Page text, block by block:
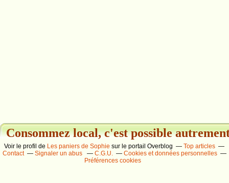
Consommez local, c'est possible
Voir le profil de Les paniers de Sophie sur le portail Overblog
Top articles
Contact
Signaler un abus C.G.U.
Cookies et données personnelles
Préférences cookies